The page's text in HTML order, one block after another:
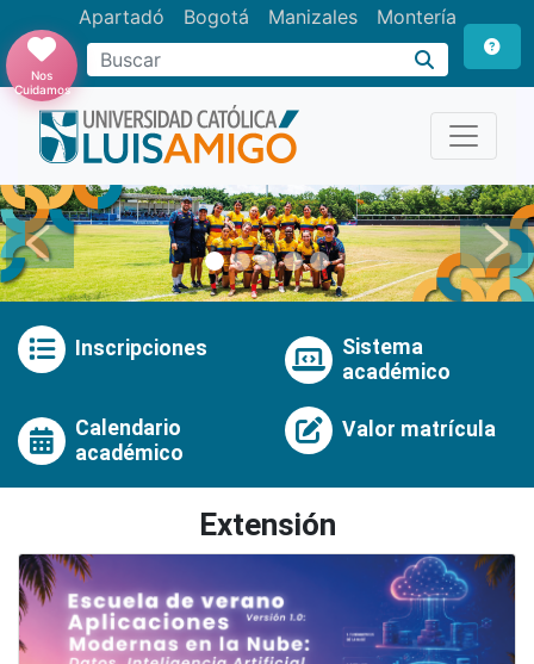
Apartadó Bogotá Manizales Montería
Buscar
Nos
Cuidamos
Anterior
Inscripciones
Sistema
académico
Calendario
académico
Valor matrícula
Extensión